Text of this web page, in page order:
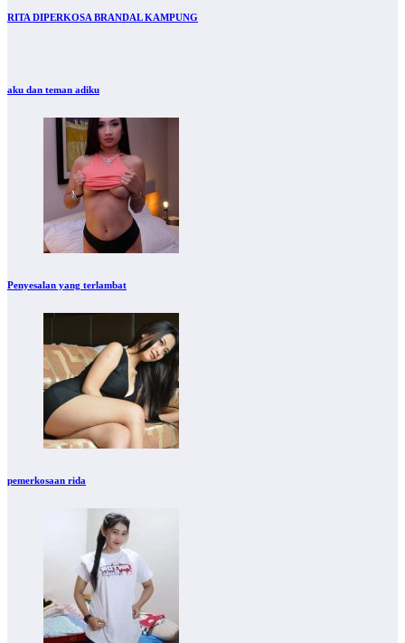
RITA DIPERKOSA BRANDAL KAMPUNG
aku dan teman adiku
Penyesalan yang terlambat
pemerkosaan rida